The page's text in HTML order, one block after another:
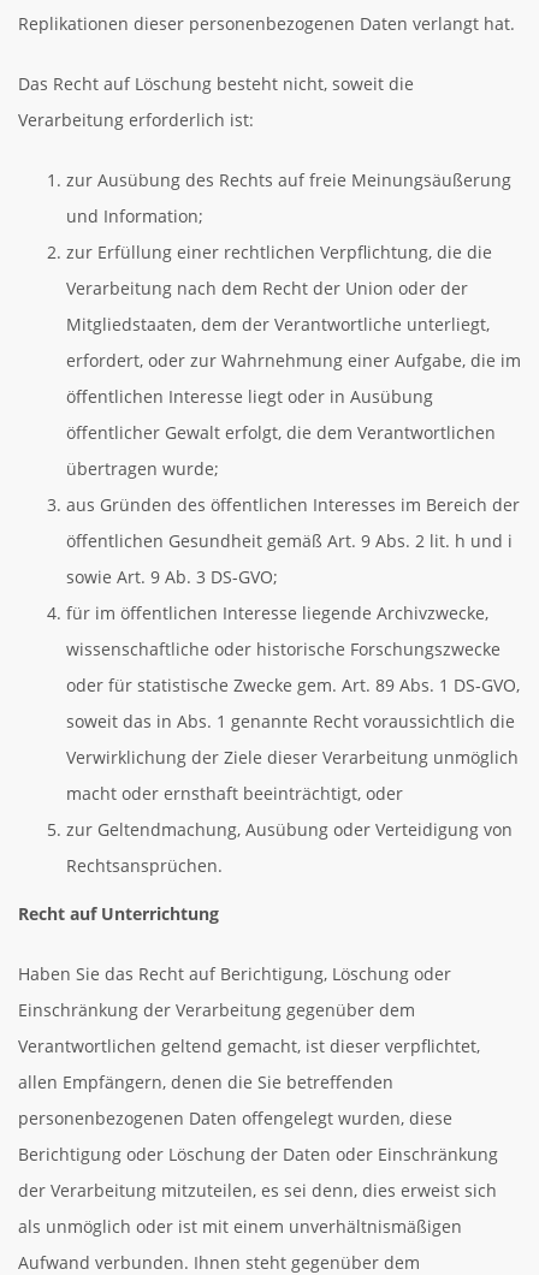
Replikationen dieser personenbezogenen Daten verlangt hat.
Das Recht auf Löschung besteht nicht, soweit die
Verarbeitung erforderlich ist:
zur Ausübung des Rechts auf freie Meinungsäußerung
und Information;
zur Erfüllung einer rechtlichen Verpflichtung, die die
Verarbeitung nach dem Recht der Union oder der
Mitgliedstaaten, dem der Verantwortliche unterliegt,
erfordert, oder zur Wahrnehmung einer Aufgabe, die im
öffentlichen Interesse liegt oder in Ausübung
öffentlicher Gewalt erfolgt, die dem Verantwortlichen
übertragen wurde;
aus Gründen des öffentlichen Interesses im Bereich der
öffentlichen Gesundheit gemäß Art. 9 Abs. 2 lit. h und i
sowie Art. 9 Ab. 3 DS-GVO;
für im öffentlichen Interesse liegende Archivzwecke,
wissenschaftliche oder historische Forschungszwecke
oder für statistische Zwecke gem. Art. 89 Abs. 1 DS-GVO,
soweit das in Abs. 1 genannte Recht voraussichtlich die
Verwirklichung der Ziele dieser Verarbeitung unmöglich
macht oder ernsthaft beeinträchtigt, oder
zur Geltendmachung, Ausübung oder Verteidigung von
Rechtsansprüchen.
Recht auf Unterrichtung
Haben Sie das Recht auf Berichtigung, Löschung oder
Einschränkung der Verarbeitung gegenüber dem
Verantwortlichen geltend gemacht, ist dieser verpflichtet,
allen Empfängern, denen die Sie betreffenden
personenbezogenen Daten offengelegt wurden, diese
Berichtigung oder Löschung der Daten oder Einschränkung
der Verarbeitung mitzuteilen, es sei denn, dies erweist sich
als unmöglich oder ist mit einem unverhältnismäßigen
Aufwand verbunden. Ihnen steht gegenüber dem